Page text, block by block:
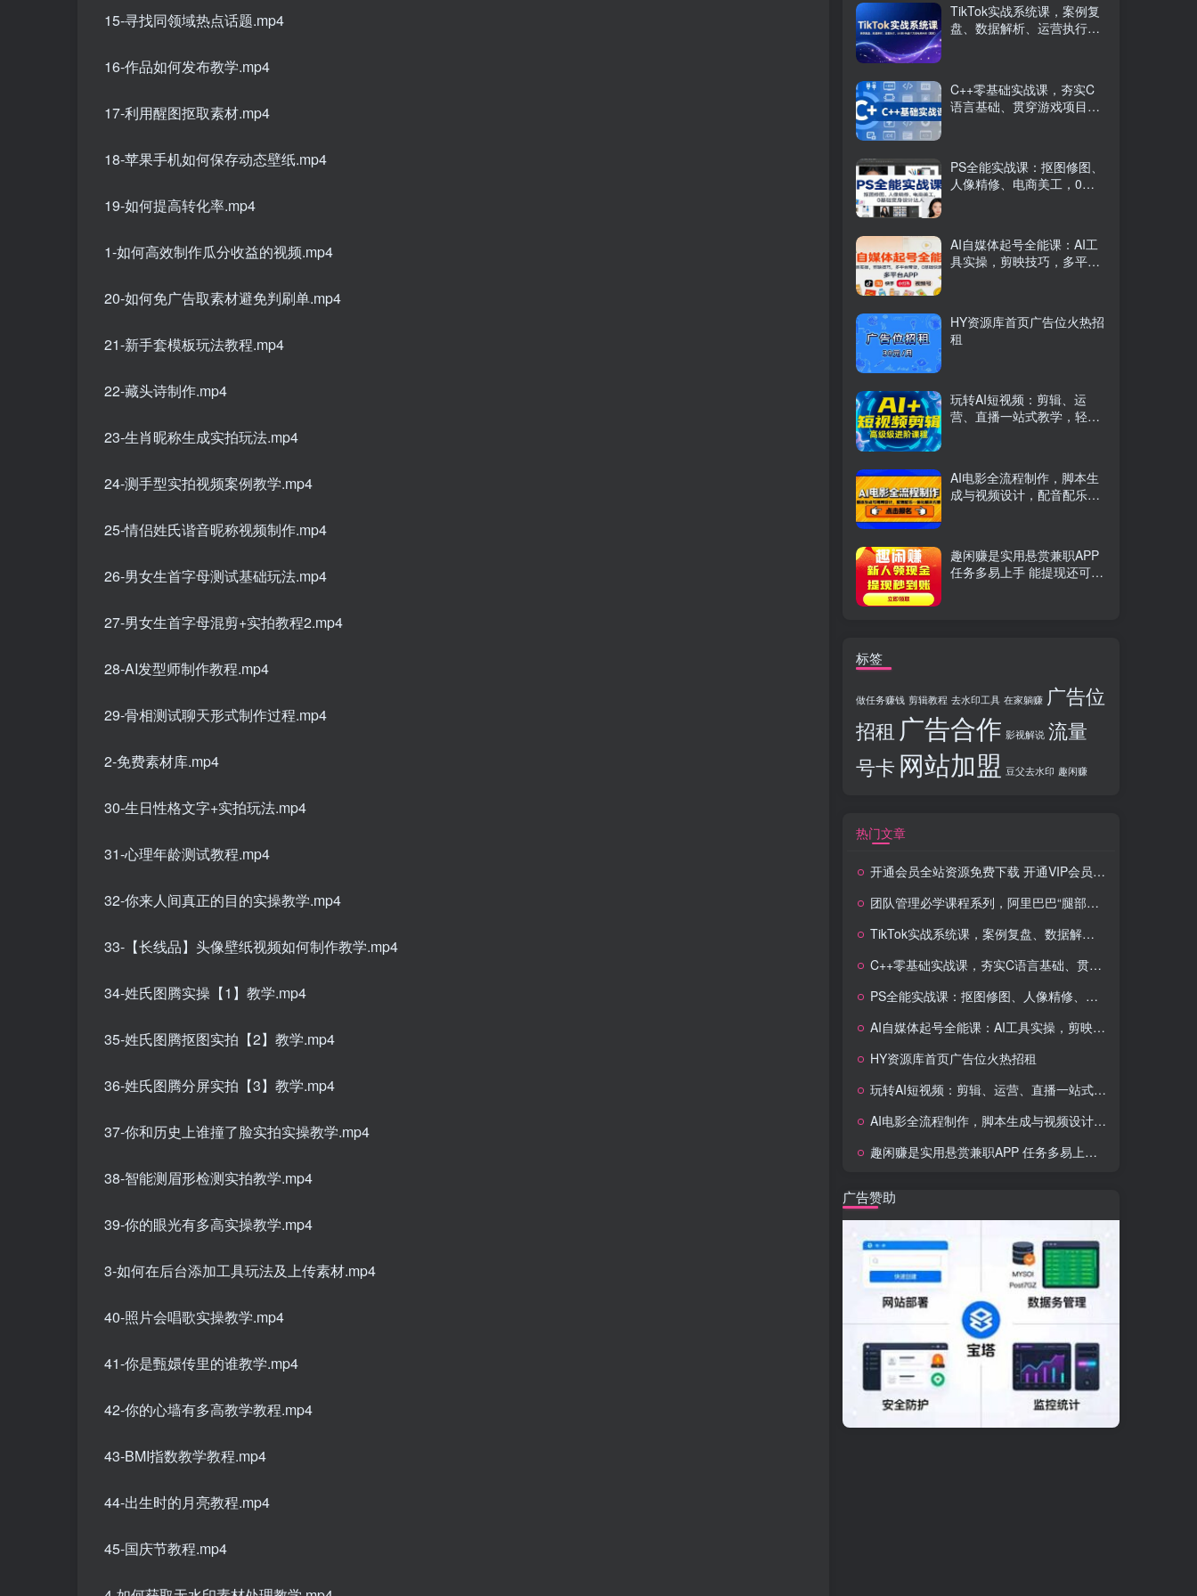
15-寻找同领域热点话题.mp4
16-作品如何发布教学.mp4
17-利用醒图抠取素材.mp4
18-苹果手机如何保存动态壁纸.mp4
19-如何提高转化率.mp4
1-如何高效制作瓜分收益的视频.mp4
20-如何免广告取素材避免判刷单.mp4
21-新手套模板玩法教程.mp4
22-藏头诗制作.mp4
23-生肖昵称生成实拍玩法.mp4
24-测手型实拍视频案例教学.mp4
25-情侣姓氏谐音昵称视频制作.mp4
26-男女生首字母测试基础玩法.mp4
27-男女生首字母混剪+实拍教程2.mp4
28-AI发型师制作教程.mp4
29-骨相测试聊天形式制作过程.mp4
2-免费素材库.mp4
30-生日性格文字+实拍玩法.mp4
31-心理年龄测试教程.mp4
32-你来人间真正的目的实操教学.mp4
33-【长线品】头像壁纸视频如何制作教学.mp4
34-姓氏图腾实操【1】教学.mp4
35-姓氏图腾抠图实拍【2】教学.mp4
36-姓氏图腾分屏实拍【3】教学.mp4
37-你和历史上谁撞了脸实拍实操教学.mp4
38-智能测眉形检测实拍教学.mp4
39-你的眼光有多高实操教学.mp4
3-如何在后台添加工具玩法及上传素材.mp4
40-照片会唱歌实操教学.mp4
41-你是甄嬛传里的谁教学.mp4
42-你的心墙有多高教学教程.mp4
43-BMI指数教学教程.mp4
44-出生时的月亮教程.mp4
45-国庆节教程.mp4
TikTok实战系统课，案例复
盘、数据解析、运营执行，
C++零基础实战课，夯实C
语言基础、贯穿游戏项目、
PS全能实战课：抠图修图、
人像精修、电商美工，0基
AI自媒体起号全能课：AI工
具实操，剪映技巧，多平台
HY资源库首页广告位火热招
租
玩转AI短视频：剪辑、运
营、直播一站式教学，轻松
AI电影全流程制作，脚本生
成与视频设计，配音配乐一
趣闲赚是实用悬赏兼职APP
任务多易上手 能提现还可邀
标签
做任务赚钱 剪辑教程 去水印工具 在家躺赚 广告位
招租 广告合作 影视解说 流量
号卡 网站加盟 豆父去水印 趣闲赚
热门文章
开通会员全站资源免费下载 开通VIP会员 HY资源库
团队管理必学课程系列，阿里巴巴“腿部三板斧”
TikTok实战系统课，案例复盘、数据解析、运营执行，从0到1构建千万级电商体系（更新）
C++零基础实战课，夯实C语言基础、贯穿游戏项目、掌握开发思维，学成可挑战月薪15K+岗位
PS全能实战课：抠图修图、人像精修、电商美工，0基础变身设计达人
AI自媒体起号全能课：AI工具实操，剪映技巧，多平台带货，0基础快速变现
HY资源库首页广告位火热招租
玩转AI短视频：剪辑、运营、直播一站式教学，轻松打造流量神话
AI电影全流程制作，脚本生成与视频设计，配音配乐一体化解决方案
趣闲赚是实用悬赏兼职APP 任务多易上手 能提现还可邀友分成
广告赞助